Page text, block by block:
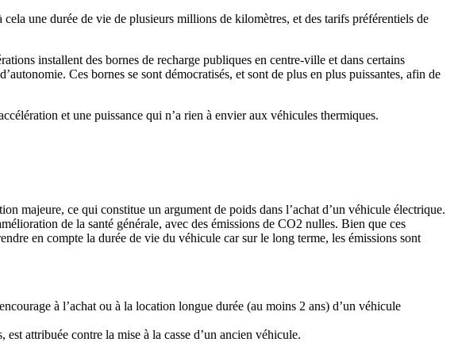
une durée de vie de plusieurs millions de kilomètres, et des tarifs préférentiels de
installent des bornes de recharge publiques en centre-ville et dans certains
Ces bornes se sont démocratisés, et sont de plus en plus puissantes, afin de
et une puissance qui n’a rien à envier aux véhicules thermiques.
majeure, ce qui constitue un argument de poids dans l’achat d’un véhicule électrique.
de la santé générale, avec des émissions de CO2 nulles. Bien que ces
en compte la durée de vie du véhicule car sur le long terme, les émissions sont
à l’achat ou à la location longue durée (au moins 2 ans) d’un véhicule
attribuée contre la mise à la casse d’un ancien véhicule.